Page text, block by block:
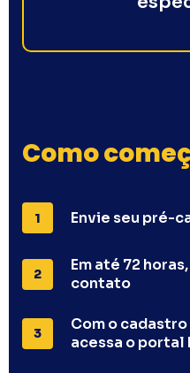
Como
1 Envie seu pré-
2
Em até 72
contato
3
Com o
acessa o portal